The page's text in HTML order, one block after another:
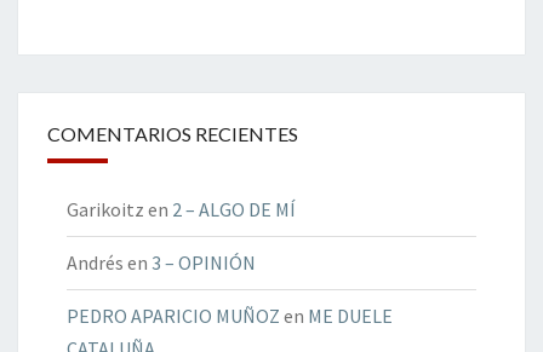
COMENTARIOS RECIENTES
Garikoitz en 2 – ALGO DE MÍ
Andrés en 3 – OPINIÓN
PEDRO APARICIO MUÑOZ en ME DUELE